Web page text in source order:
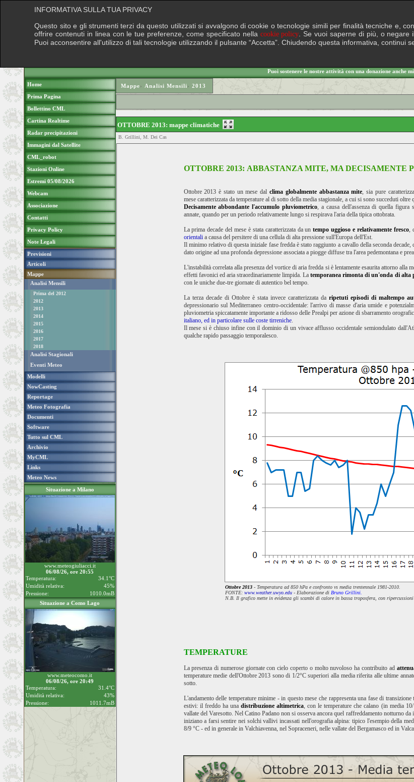
Puoi sostenere le nostre attività con una donazione anche
Home
Prima Pagina
Bollettino CML
Cartina Realtime
Radar precipitazioni
Immagini dal Satellite
CML_robot
Stazioni Online
Estremi 05/08/2026
Webcam
Associazione
Contatti
Privacy Policy
Note Legali
Previsioni
Articoli
Mappe
Analisi Mensili
Prima del 2012
2012
2013
2014
2015
2016
2017
2018
Analisi Stagionali
Eventi Meteo
Modelli
NowCasting
Reportage
Meteo Fotografia
Documenti
Software
Tutto sul CML
Archivio
MyCML
Links
Meteo News
Situazione a Milano
www.meteogiuliacci.it
06/08/26, ore 20:55
Temperatura:
34.1°C
Umidità relativa:
45%
Pressione:
1010.0mB
Situazione a Como Lago
www.meteocomo.it
06/08/26, ore 20:49
Temperatura:
31.4°C
Umidità relativa:
43%
Pressione:
1011.7mB
Mappe› Analisi Mensili› 2013
OTTOBRE 2013: mappe climatiche
B. Grillini, M. Dei Cas
OTTOBRE 2013: ABBASTANZA MITE, MA DECISAMENTE
Ottobre 2013 è stato un mese dalclima globalmente abbastanza mite, sia pure
mese caratterizzata da temperature al di sotto della media stagionale, a cui si sono succeduti
Decisamente abbondante l'accumulo pluviometrico, a causa dell'assenza di quella figura
annate, quando per un periodo relativamente lungo si respirava l'aria della tipica ottobrata.
La prima decade del mese è stata caratterizzata da untempo uggioso e relativamente fresco,
orientalia causa del persitere di una cellula di alta pressione sull'Europa dell'Est.
Il minimo relativo di questa iniziale fase fredda è stato raggiunto a cavallo della seconda decade,
dato origine ad una profonda depressione associata a piogge diffuse tra l'area pedemontana e
L'instabilità correlata alla presenza del vortice di aria fredda si è lentamente esaurita attorno alla
effetti favonici ed aria straordinariamente limpida. Latemporanea rimonta di un'onda di alta
con le uniche due-tre giornate di autentico bel tempo.
La terza decade di Ottobre è stata invece caratterizzata da ripetuti episodi di maltempo
depressionario sul Mediterraneo centro-occidentale: l'arrivo di masse d'aria umide e
pluviometria spiccatamente importante a ridosso delle Prealpi per azione di sbarramento
italiano, ed in particolare sulle coste tirreniche.
Il mese si è chiuso infine con il dominio di un vivace afflusso occidentale semiondulato
qualche rapido passaggio temporalesco.
Ottobre 2013- Temperatura ad 850 hPa e confronto vs media trentennale 1981-2010.
FONTE: www.weather.uwyo.edu- Elaborazione di Bruno Grillini.
N.B. Il grafico mette in evidenza gli scambi di calore in bassa troposfera, con
TEMPERATURE
La presenza di numerose giornate con cielo coperto o molto nuvoloso ha contribuito ad
temperature medie dell'Ottobre 2013 sono di 1/2°C superiori alla media riferita alle ultime
sotto.
L'andamento delle temperature minime - in questo mese che rappresenta una fase di
estivi: il freddo ha una distribuzione altimetrica, con le temperature che calano (in media
vallate del Varesotto. Nel Catino Padano non si osserva ancora quel raffreddamento notturno
iniziano a farsi sentire nei solchi vallivi incassati nell'orografia alpina: tipico l'esempio della
8/9 °C - ed in generale in Valchiavenna, nel Sopraceneri, nelle vallate del Bergamasco ed in
INFORMATIVA SULLA TUA PRIVACY
Questo sito e gli strumenti terzi da questo utilizzati si avvalgono di cookie o tecnologie simili per finalità tecniche e,
offrire contenuti in linea con le tue preferenze, come specificato nella cookie policy . Se vuoi saperne di più, o negare
Puoi acconsentire all'utilizzo di tali tecnologie utilizzando il pulsante “Accetta”. Chiudendo questa informativa, continui